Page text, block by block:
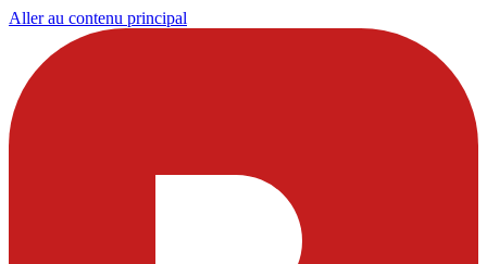
Aller au contenu principal